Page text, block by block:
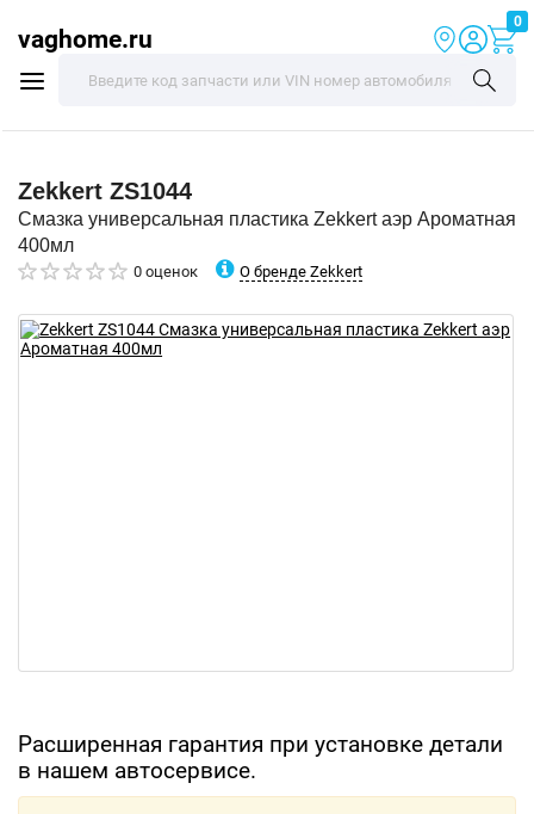
vaghome.ru
0
Zekkert ZS1044
Смазка универсальная пластика Zekkert аэр Ароматная
400мл
0 оценок О бренде Zekkert
Расширенная гарантия при установке детали
в нашем автосервисе.